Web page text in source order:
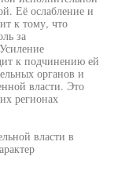
Её ослабление и
к тому, что
за
к подчинению ей
органов и
власти. Это
регионах
власти в